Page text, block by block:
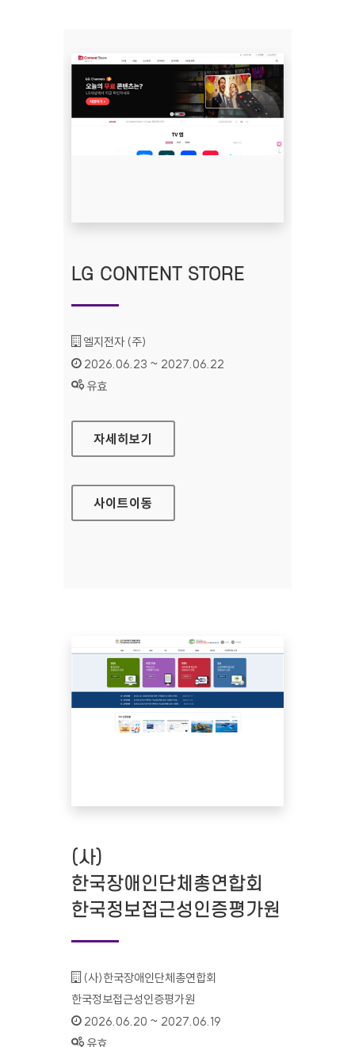
LG CONTENT STORE
기관명 :
엘지전자 (주)
인증기간 :
2026.06.23 ~ 2027.06.22
상태 :
유효
LG CONTENT STORE
자세히보기
사이트이동
(사)
한국장애인단체총연합회
한국정보접근성인증평가원
기관명 :
(사)한국장애인단체총연합회
한국정보접근성인증평가원
인증기간 :
2026.06.20 ~ 2027.06.19
상태 :
유효